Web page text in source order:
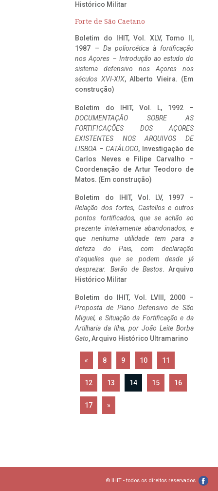
Histórico Militar
Forte de São Caetano
Boletim do IHIT, Vol. XLV, Tomo II,
1987 – Da poliorcética à fortificação
nos Açores – Introdução ao estudo do
sistema defensivo nos Açores nos
séculos XVI-XIX, Alberto Vieira. (Em
construção)
Boletim do IHIT, Vol. L, 1992 –
DOCUMENTAÇÃO SOBRE AS
FORTIFICAÇÕES DOS AÇORES
EXISTENTES NOS ARQUIVOS DE
LISBOA – CATÁLOGO, Investigação de
Carlos Neves e Filipe Carvalho –
Coordenação de Artur Teodoro de
Matos. (Em construção)
Boletim do IHIT, Vol. LV, 1997 –
Relação dos fortes, Castellos e outros
pontos fortificados, que se achão ao
prezente inteiramente abandonados, e
que nenhuma utilidade tem para a
defeza do Pais, com declaração
d’aquelles que se podem desde já
desprezar. Barão de Bastos. Arquivo
Histórico Militar
Boletim do IHIT, Vol. LVIII, 2000 –
Proposta de Plano Defensivo de São
Miguel, e Situação da Fortificação e da
Artilharia da Ilha, por João Leite Borba
Gato, Arquivo Histórico Ultramarino
« 8 9 10 11
12 13 14 15 16
17 »
© IHIT - todos os direitos reservados.